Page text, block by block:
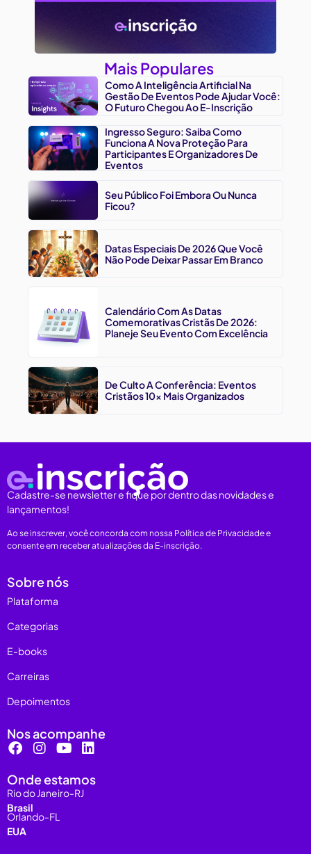
Mais Populares
Como A Inteligência Artificial Na
Gestão De Eventos Pode Ajudar Você:
O Futuro Chegou Ao E-Inscrição
Ingresso Seguro: Saiba Como
Funciona A Nova Proteção Para
Participantes E Organizadores De
Eventos
Seu Público Foi Embora Ou Nunca
Ficou?
Datas Especiais De 2026 Que Você
Não Pode Deixar Passar Em Branco
Calendário Com As Datas
Comemorativas Cristãs De 2026:
Planeje Seu Evento Com Excelência
De Culto A Conferência: Eventos
Cristãos 10x Mais Organizados
Cadastre-se newsletter e fique por dentro das novidades e
lançamentos!
Ao se inscrever, você concorda com nossa Política de Privacidade e
consente em receber atualizações da E-inscrição.
Sobre nós
Plataforma
Categorias
E-books
Carreiras
Depoimentos
Nos acompanhe
Onde estamos
Rio do Janeiro-RJ
Brasil
Orlando-FL
EUA